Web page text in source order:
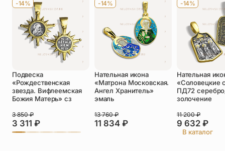
Телефон *
Отзыв *
Прикрепить фото
-14%
Подвеска
«Рождественская
звезда. Вифлеемская
Божия Матерь» сз
3 311 ₽
3 850₽
-14%
Нательная икона
«Матрона Московская.
Ангел Хранитель»
эмаль
11 834 ₽
13 760₽
-14%
Нательная
«Соловецкие
ПД72
золочение
9 632 ₽
11 200₽
В каталог